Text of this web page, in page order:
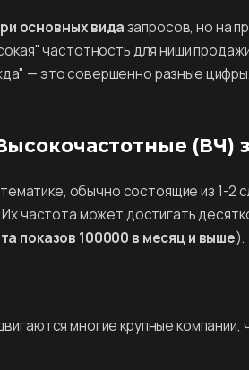
основных видазапросов, но на
частотность для ниши
— это совершенно разные
(ВЧ)
обычно состоящие из 1-2
частота может достигать
показов 100000 в месяц и выше).
многие крупные компании,